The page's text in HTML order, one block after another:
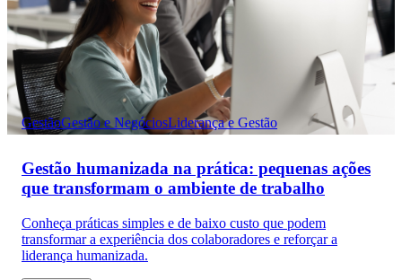
GestãoGestão e NegóciosLiderança e Gestão
Gestão humanizada na prática: pequenas ações
que transformam o ambiente de trabalho
Conheça práticas simples e de baixo custo que podem
transformar a experiência dos colaboradores e reforçar a
liderança humanizada.